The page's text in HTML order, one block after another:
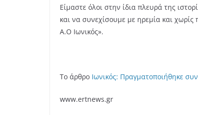
Είμαστε όλοι στην ίδια πλευρά της
και να συνεχίσουμε με ηρεμία και
Α.Ο Ιωνικός».
Το άρθρο Ιωνικός: Πραγματοποιήθηκε
www.ertnews.gr